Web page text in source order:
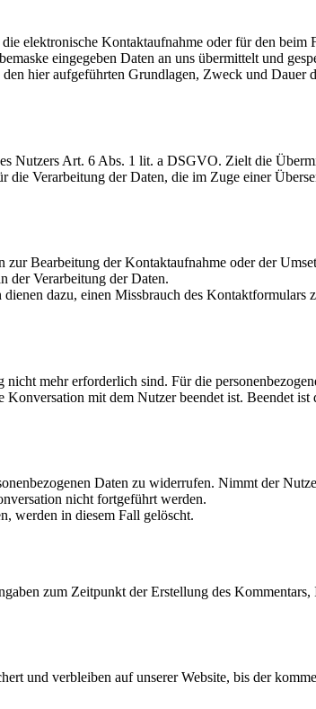
elektronische Kontaktaufnahme oder für den
eingegeben Daten an uns übermittelt und
hier aufgeführten Grundlagen, Zweck und Dauer
Nutzers Art. 6 Abs. 1 lit. a DSGVO. Zielt die
Verarbeitung der Daten, die im Zuge einer
Bearbeitung der Kontaktaufnahme oder der
der Verarbeitung der Daten.
dazu, einen Missbrauch des
mehr erforderlich sind. Für die
mit dem Nutzer beendet ist. Beendet
Daten zu widerrufen. Nimmt der
nicht fortgeführt werden.
werden in diesem Fall gelöscht.
zum Zeitpunkt der Erstellung des
und verbleiben auf unserer Website, bis der